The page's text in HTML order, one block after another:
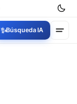
✨Búsqueda IA